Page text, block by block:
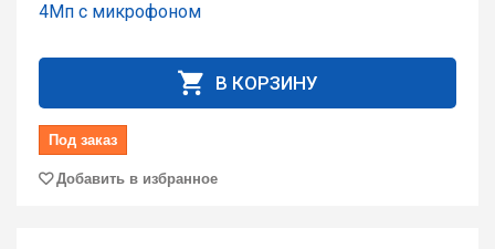
4Мп с микрофоном
В КОРЗИНУ
Под заказ
Добавить в избранное